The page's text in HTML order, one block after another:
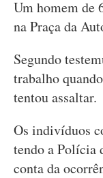
Um homem de
na Praça da
Segundo
trabalho
tentou assaltar.
Os indivíduos
tendo a Polícia
conta da